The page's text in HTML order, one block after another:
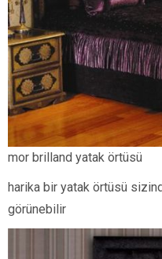
mor brilland yatak örtüsü
harika bir yatak örtüsü
görünebilir